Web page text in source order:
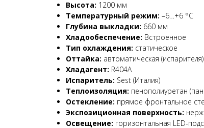
Высота: 1200 мм
Температурный режим: –6…+6 °C
Глубина выкладки: 660 мм
Хладообеспечение: Встроенное
Тип охлаждения: статическое
Оттайка: автоматическая (испарителя)
Хладагент: R404A
Испаритель: Sest (Италия)
Теплоизоляция: пенополиуретан
Остекление: прямое фронтальное
Экспозиционная поверхность:
Освещение: горизонтальная LED-